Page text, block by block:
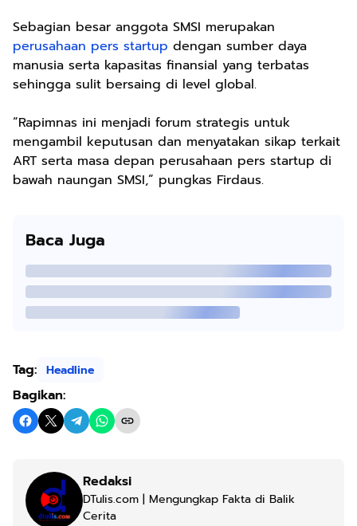
Sebagian besar anggota SMSI merupakan
perusahaan pers startup dengan sumber daya
manusia serta kapasitas finansial yang terbatas
sehingga sulit bersaing di level global.
“Rapimnas ini menjadi forum strategis untuk
mengambil keputusan dan menyatakan sikap terkait
ART serta masa depan perusahaan pers startup di
bawah naungan SMSI,” pungkas Firdaus.
Baca Juga
Tag: Headline
Bagikan:
Redaksi
DTulis.com | Mengungkap Fakta di Balik
Cerita